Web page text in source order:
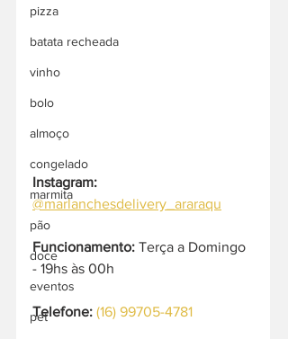
pizza
batata recheada
vinho
bolo
almoço
congelado
marmita
pão
doce
eventos
pet
Instagram:
@marlanchesdelivery_araraqu
Funcionamento: Terça a Domingo
- 19hs às 00h
Telefone: (16) 99705-4781